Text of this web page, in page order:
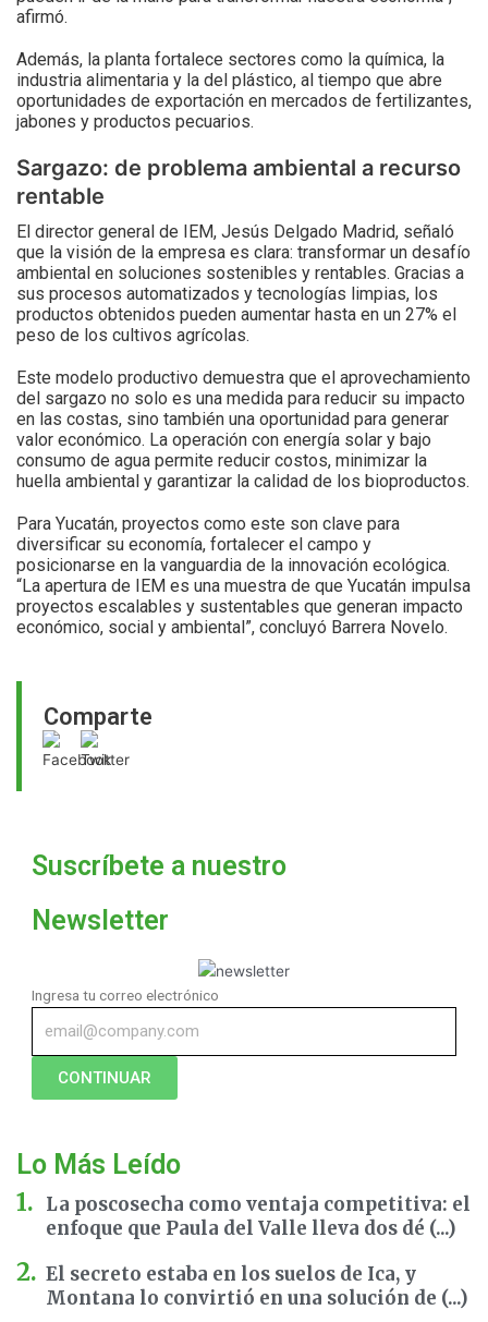
Comparte
afirmó.
Además, la planta fortalece sectores como la química, la
industria alimentaria y la del plástico, al tiempo que abre
oportunidades de exportación en mercados de fertilizantes,
jabones y productos pecuarios.
Sargazo: de problema ambiental a recurso
rentable
El director general de IEM, Jesús Delgado Madrid, señaló
que la visión de la empresa es clara: transformar un desafío
ambiental en soluciones sostenibles y rentables. Gracias a
sus procesos automatizados y tecnologías limpias, los
productos obtenidos pueden aumentar hasta en un 27% el
peso de los cultivos agrícolas.
Este modelo productivo demuestra que el aprovechamiento
del sargazo no solo es una medida para reducir su impacto
en las costas, sino también una oportunidad para generar
valor económico. La operación con energía solar y bajo
consumo de agua permite reducir costos, minimizar la
huella ambiental y garantizar la calidad de los bioproductos.
Para Yucatán, proyectos como este son clave para
diversificar su economía, fortalecer el campo y
posicionarse en la vanguardia de la innovación ecológica.
“La apertura de IEM es una muestra de que Yucatán impulsa
proyectos escalables y sustentables que generan impacto
económico, social y ambiental”, concluyó Barrera Novelo.
Suscríbete a nuestro
Newsletter
Ingresa tu correo electrónico
CONTINUAR
Lo Más Leído
La poscosecha como ventaja competitiva: el
enfoque que Paula del Valle lleva dos dé (...)
El secreto estaba en los suelos de Ica, y
Montana lo convirtió en una solución de (...)